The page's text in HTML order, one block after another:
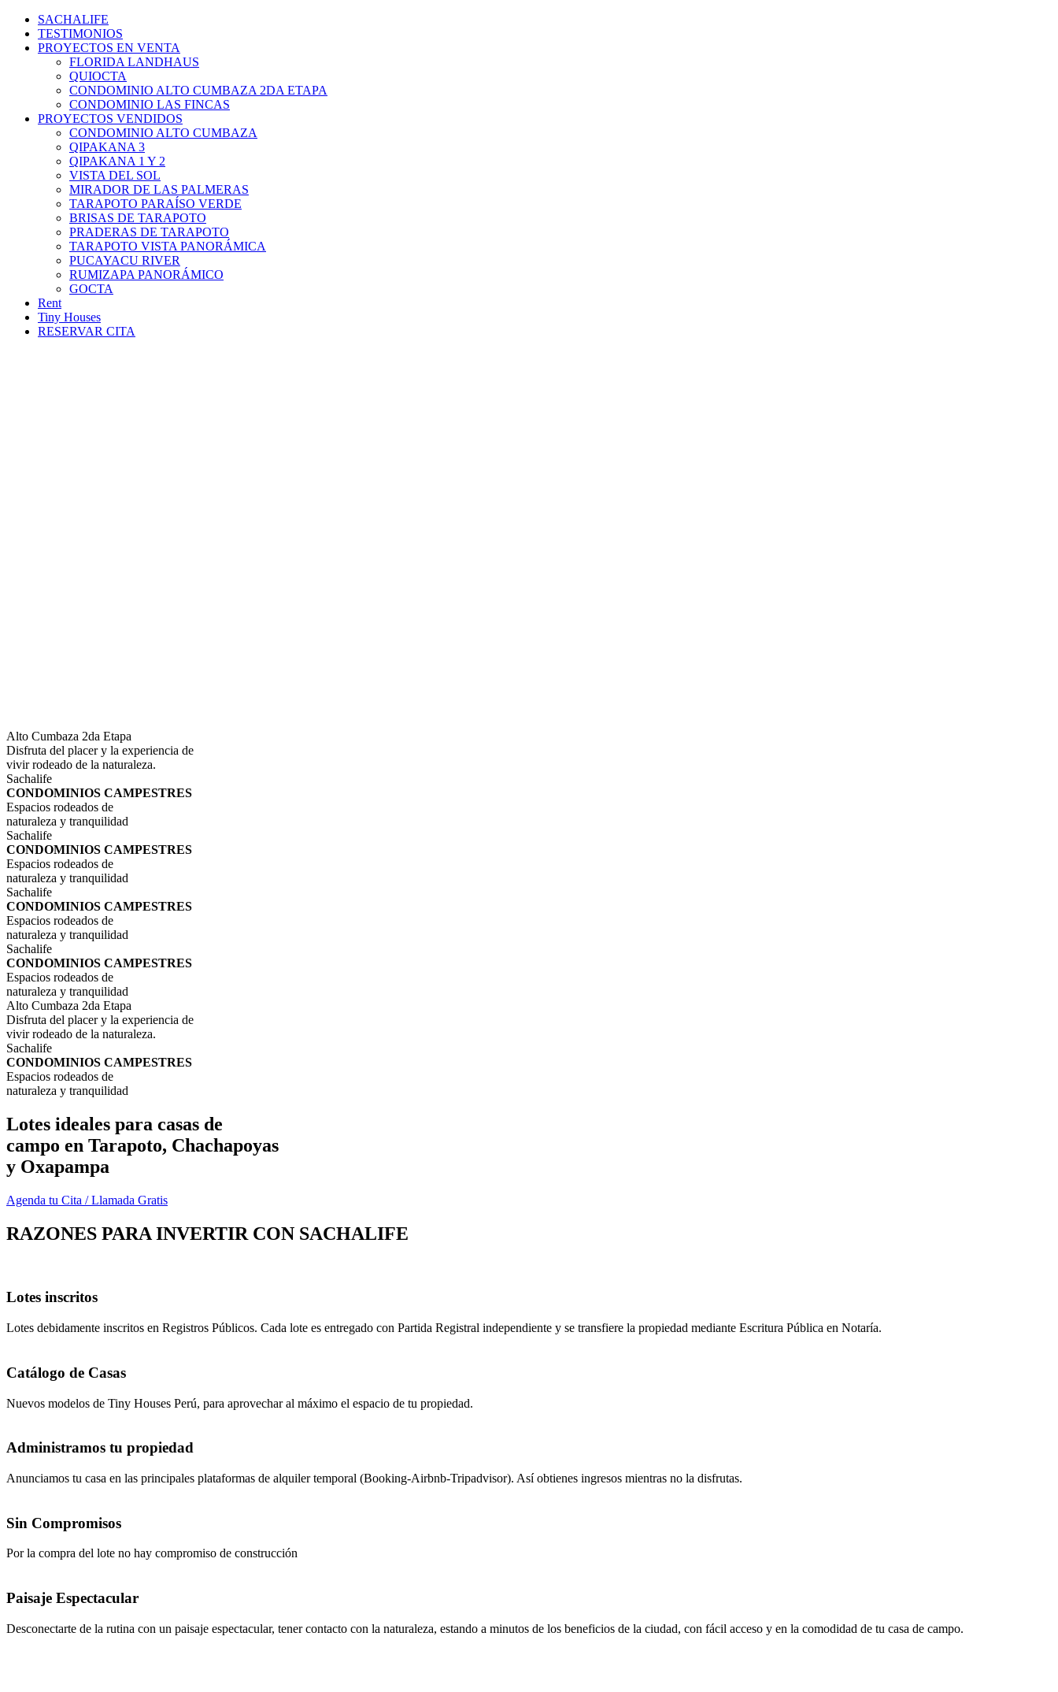
SACHALIFE
TESTIMONIOS
PROYECTOS EN VENTA
FLORIDA LANDHAUS
QUIOCTA
CONDOMINIO ALTO CUMBAZA 2DA ETAPA
CONDOMINIO LAS FINCAS
PROYECTOS VENDIDOS
CONDOMINIO ALTO CUMBAZA
QIPAKANA 3
QIPAKANA 1 Y 2
VISTA DEL SOL
MIRADOR DE LAS PALMERAS
TARAPOTO PARAÍSO VERDE
BRISAS DE TARAPOTO
PRADERAS DE TARAPOTO
TARAPOTO VISTA PANORÁMICA
PUCAYACU RIVER
RUMIZAPA PANORÁMICO
GOCTA
Rent
Tiny Houses
RESERVAR CITA
Alto Cumbaza 2da Etapa
Disfruta del placer y la experiencia de
vivir rodeado de la naturaleza.
Sachalife
CONDOMINIOS CAMPESTRES
Espacios rodeados de
naturaleza y tranquilidad
Sachalife
CONDOMINIOS CAMPESTRES
Espacios rodeados de
naturaleza y tranquilidad
Sachalife
CONDOMINIOS CAMPESTRES
Espacios rodeados de
naturaleza y tranquilidad
Sachalife
CONDOMINIOS CAMPESTRES
Espacios rodeados de
naturaleza y tranquilidad
Alto Cumbaza 2da Etapa
Disfruta del placer y la experiencia de
vivir rodeado de la naturaleza.
Sachalife
CONDOMINIOS CAMPESTRES
Espacios rodeados de
naturaleza y tranquilidad
Lotes ideales para casas de
campo en Tarapoto, Chachapoyas
y Oxapampa
Agenda tu Cita / Llamada Gratis
RAZONES PARA INVERTIR CON SACHALIFE
Lotes inscritos
Lotes debidamente inscritos en Registros Públicos. Cada lote es entregado con Partida Registral independiente y se transfiere la propiedad mediante Escritura Pública en Notaría.
Catálogo de Casas
Nuevos modelos de Tiny Houses Perú, para aprovechar al máximo el espacio de tu propiedad.
Administramos tu propiedad
Anunciamos tu casa en las principales plataformas de alquiler temporal (Booking-Airbnb-Tripadvisor). Así obtienes ingresos mientras no la disfrutas.
Sin Compromisos
Por la compra del lote no hay compromiso de construcción
Paisaje Espectacular
Desconectarte de la rutina con un paisaje espectacular, tener contacto con la naturaleza, estando a minutos de los beneficios de la ciudad, con fácil acceso y en la comodidad de tu casa de campo.